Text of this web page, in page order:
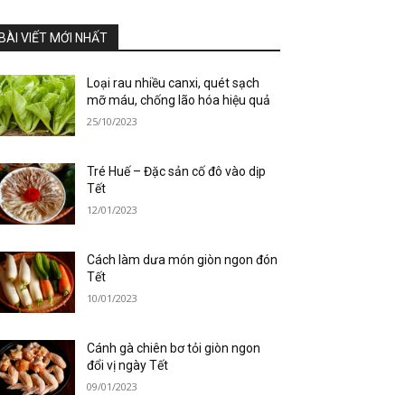
BÀI VIẾT MỚI NHẤT
Loại rau nhiều canxi, quét sạch
mỡ máu, chống lão hóa hiệu quả
25/10/2023
Tré Huế – Đặc sản cố đô vào dịp
Tết
12/01/2023
Cách làm dưa món giòn ngon đón
Tết
10/01/2023
Cánh gà chiên bơ tỏi giòn ngon
đổi vị ngày Tết
09/01/2023